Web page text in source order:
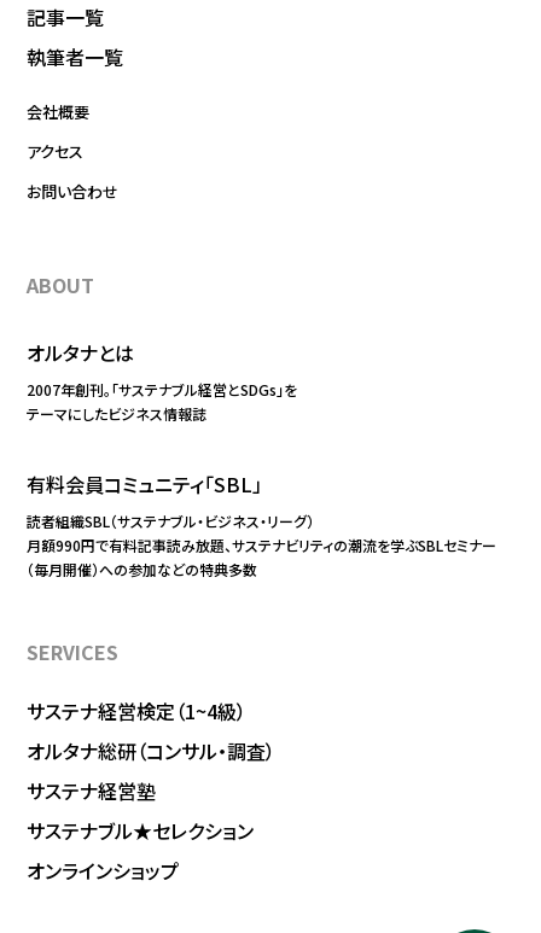
記事一覧
執筆者一覧
会社概要
アクセス
お問い合わせ
ABOUT
オルタナとは
2007年創刊。「サステナブル経営とSDGs」を
テーマにしたビジネス情報誌
有料会員コミュニティ「SBL」
読者組織SBL（サステナブル・ビジネス・リーグ）
月額990円で有料記事読み放題、サステナビリティの潮流を学ぶSBLセミナー
（毎月開催）への参加などの特典多数
SERVICES
サステナ経営検定（1~4級）
オルタナ総研（コンサル・調査）
サステナ経営塾
サステナブル★セレクション
オンラインショップ